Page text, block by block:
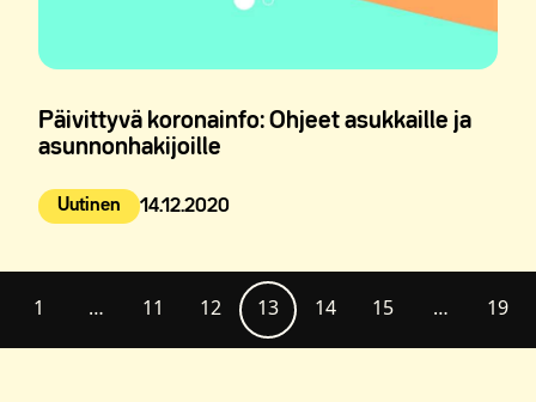
Päivittyvä koronainfo: Ohjeet asukkaille ja
asunnonhakijoille
Uutinen
Julkaistu: 14.12.2020
1 … 11 12 13 14 15 … 19